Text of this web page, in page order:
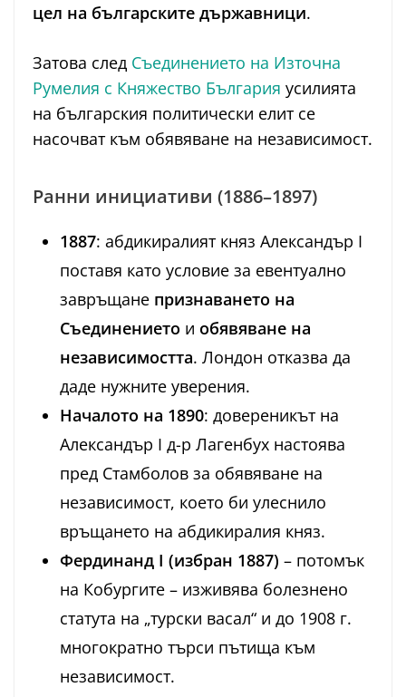
цел на българските държавници.
Затова след Съединението на Източна
Румелия с Княжество България усилията
на българския политически елит се
насочват към обявяване на независимост.
Ранни инициативи (1886–1897)
1887: абдикиралият княз Александър I
поставя като условие за евентуално
завръщане признаването на
Съединението и обявяване на
независимостта. Лондон отказва да
даде нужните уверения.
Началото на 1890: довереникът на
Александър I д-р Лагенбух настоява
пред Стамболов за обявяване на
независимост, което би улеснило
връщането на абдикиралия княз.
Фердинанд I (избран 1887) – потомък
на Кобургите – изживява болезнено
статута на „турски васал“ и до 1908 г.
многократно търси пътища към
независимост.